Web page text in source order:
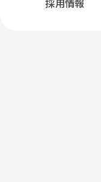
採用情報